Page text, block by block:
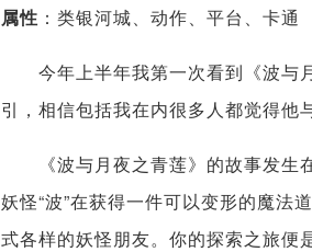
属性 ：类银河城、动作、平台、卡通
今年上半年我第一次看到《波与
引，相信包括我在内很多人都觉得他
《波与月夜之青莲》的故事发生在
妖怪“波”在获得一件可以变形的魔法
式各样的妖怪朋友。你的探索之旅便